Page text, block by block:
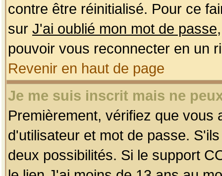
contre être réinitialisé. Pour ce
sur J'ai oublié mon mot de passe
pouvoir vous reconnecter en un
Revenir en haut de page
Je me suis inscrit mais ne
Premièrement, vérifiez que
d'utilisateur et mot de passe.
deux possibilités. Si le support